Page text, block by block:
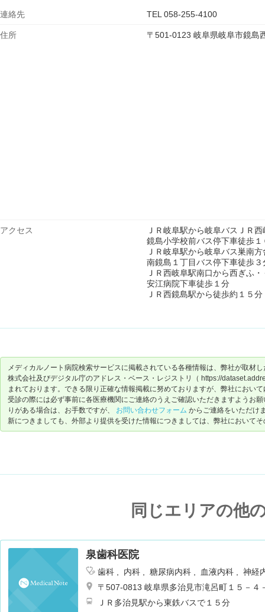
連絡先 TEL 058-255-4100
住所 〒501-0123 岐阜県岐阜市鏡島
アクセス
ＪＲ岐阜駅から岐阜バスＪＲ
鏡島小学校前バス停下車徒歩１
ＪＲ岐阜駅から岐阜バス巣南
南鏡島１丁目バス停下車徒歩３
ＪＲ西岐阜駅南口から西ぎふ
安江病院下車徒歩１分
ＪＲ西鏡島駅から徒歩約１５分
メディカルノート病院検索サービスに掲載されている各種情報は、弊社が取材
株式会社及びデジタル庁のアドレス・ベース・レジストリ（ https://
まれております。できる限り正確な情報掲載に努めておりますが、弊社におい
受診の際には必ず事前に各医療機関にご連絡のうえご確認いただきますようお
りがある場合は、お手数ですが、 お問い合わせフォーム からご連絡をいただけ
新につきましても、外部より提供を受けた情報につきましては、弊社において
同じエリアの他
泉歯科医院
歯科 内科 糖尿病内科 血液内科
神経
眼科
皮膚科 耳鼻咽喉科
呼吸器内科
リウマチ科
消化器科
腎臓内科・外科
科
脳神経外科 麻酔科 小児科
〒507-0813 岐阜県多治見市滝呂町１５－４
ＪＲ多治見駅から東鉄バスで１５分